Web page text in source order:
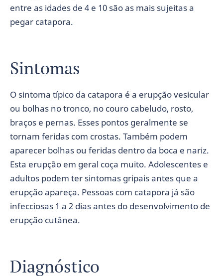
entre as idades de 4 e 10 são as mais sujeitas a
pegar catapora.
Sintomas
O sintoma típico da catapora é a erupção vesicular
ou bolhas no tronco, no couro cabeludo, rosto,
braços e pernas. Esses pontos geralmente se
tornam feridas com crostas. Também podem
aparecer bolhas ou feridas dentro da boca e nariz.
Esta erupção em geral coça muito. Adolescentes e
adultos podem ter sintomas gripais antes que a
erupção apareça. Pessoas com catapora já são
infecciosas 1 a 2 dias antes do desenvolvimento de
erupção cutânea.
Diagnóstico